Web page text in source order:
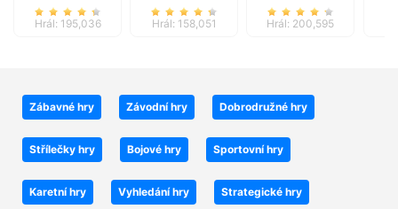
Hrál: 195,036 Hrál: 158,051 Hrál: 200,595
Zábavné hry Závodní hry Dobrodružné hry
Střílečky hry Bojové hry Sportovní hry
Karetní hry Vyhledání hry Strategické hry